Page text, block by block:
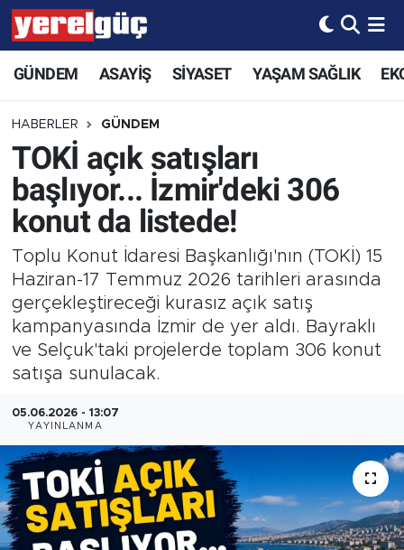
GÜNDEM ASAYİŞ SİYASET YAŞAM SAĞLIK
HABERLER GÜNDEM
TOKİ açık satışları
başlıyor... İzmir'deki 306
konut da listede!
Toplu Konut İdaresi Başkanlığı'nın (TOKİ) 15
Haziran-17 Temmuz 2026 tarihleri arasında
gerçekleştireceği kurasız açık satış
kampanyasında İzmir de yer aldı. Bayraklı
ve Selçuk'taki projelerde toplam 306 konut
satışa sunulacak.
05.06.2026 - 13:07
YAYINLANMA